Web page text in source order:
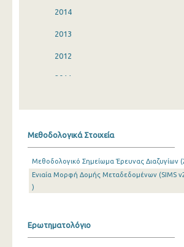
2014
2013
2012
2011
2007
Μεθοδολογικά Στοιχεία
Μεθοδολογικό Σημείωμα Έρευνας Διαζυγίων
Ενιαία Μορφή Δομής Μεταδεδομένων (SIMS
)
Ερωτηματολόγιο